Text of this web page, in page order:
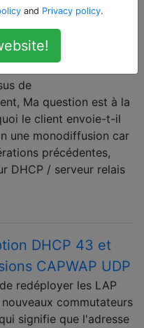
couche 3.
est-elle
DHCPREQUEST?
de
Ma question est à la
le client envoie-t-il
une monodiffusion car
précédentes,
DHCP / serveur relais
DHCP 43 et
CAPWAP UDP
redéployer les LAP
commutateurs
signifie que l'adresse
and Privacy policy.